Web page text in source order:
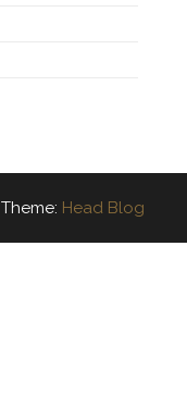
Theme: Head Blog